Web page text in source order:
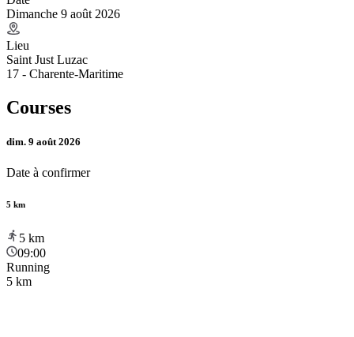
Dimanche 9 août 2026
Lieu
Saint Just Luzac
17 - Charente-Maritime
Courses
dim. 9 août 2026
Date à confirmer
5 km
5 km
09:00
Running
5 km